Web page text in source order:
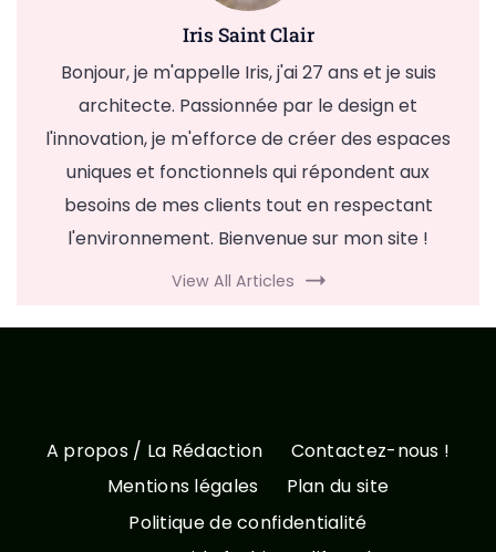
Iris Saint Clair
Bonjour, je m'appelle Iris, j'ai 27 ans et je suis
architecte. Passionnée par le design et
l'innovation, je m'efforce de créer des espaces
uniques et fonctionnels qui répondent aux
besoins de mes clients tout en respectant
l'environnement. Bienvenue sur mon site !
View All Articles
A propos / La Rédaction
Contactez-nous !
Mentions légales
Plan du site
Politique de confidentialité